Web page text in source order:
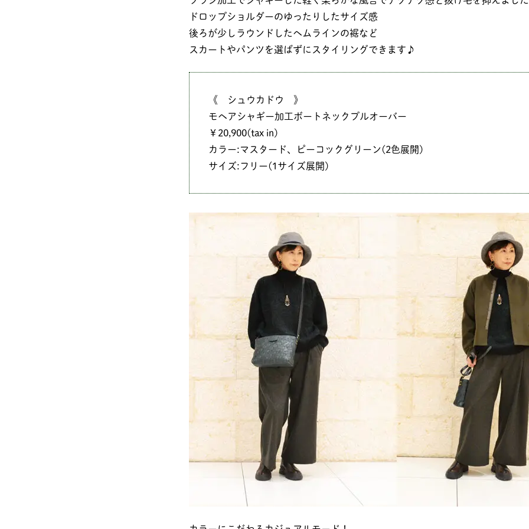
ドロップショルダーのゆったりしたサイズ感
後ろが少しラウンドしたヘムラインの裾など
スカートやパンツを選ばずにスタイリングできます♪
《 シュウカドウ 》
モヘアシャギー加工ボートネックプルオーバー
￥20,900(tax in)
カラー:マスタード、ピーコックグリーン(2色展開)
サイズ:フリー(1サイズ展開)